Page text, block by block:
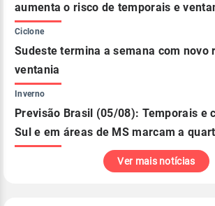
aumenta o risco de temporais e
Ciclone
Sudeste termina a semana com novo
ventania
Inverno
Previsão Brasil (05/08): Temporais e
Sul e em áreas de MS marcam a
Ver mais notícias